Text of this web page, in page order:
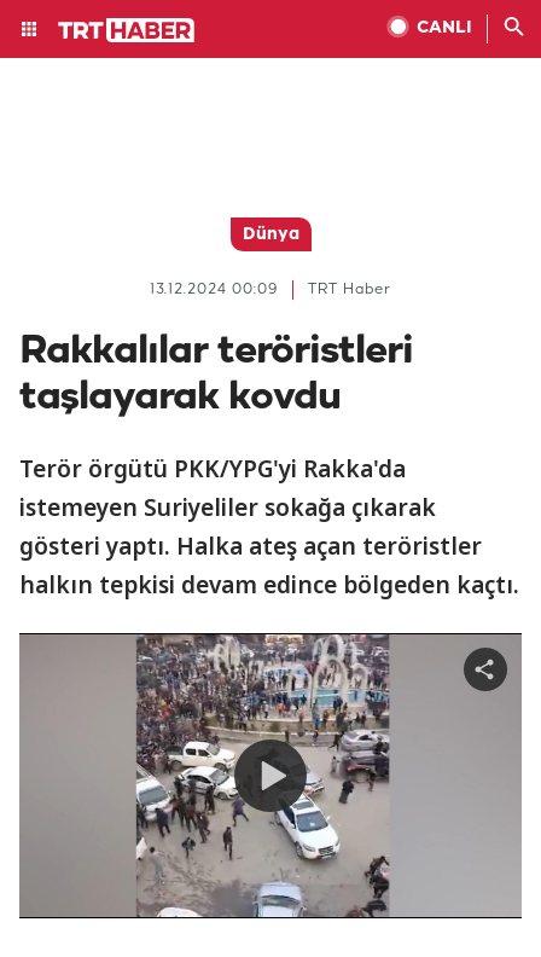
CANLI
Dünya
TRT Haber
13.12.2024 00:09
Rakkalılar teröristleri
taşlayarak kovdu
Terör örgütü PKK/YPG'yi Rakka'da
istemeyen Suriyeliler sokağa çıkarak
gösteri yaptı. Halka ateş açan teröristler
halkın tepkisi devam edince bölgeden kaçtı.
Play
Video
Share
video